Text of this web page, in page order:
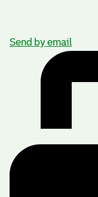
Send by email